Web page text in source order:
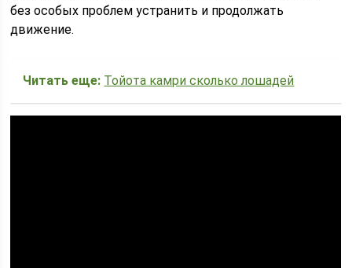
без особых проблем устранить и продолжать
движение.
Читать еще: Тойота камри сколько лошадей